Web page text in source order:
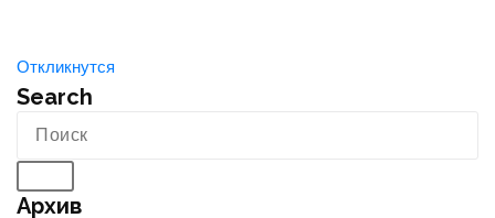
Откликнутся
Search
Архив